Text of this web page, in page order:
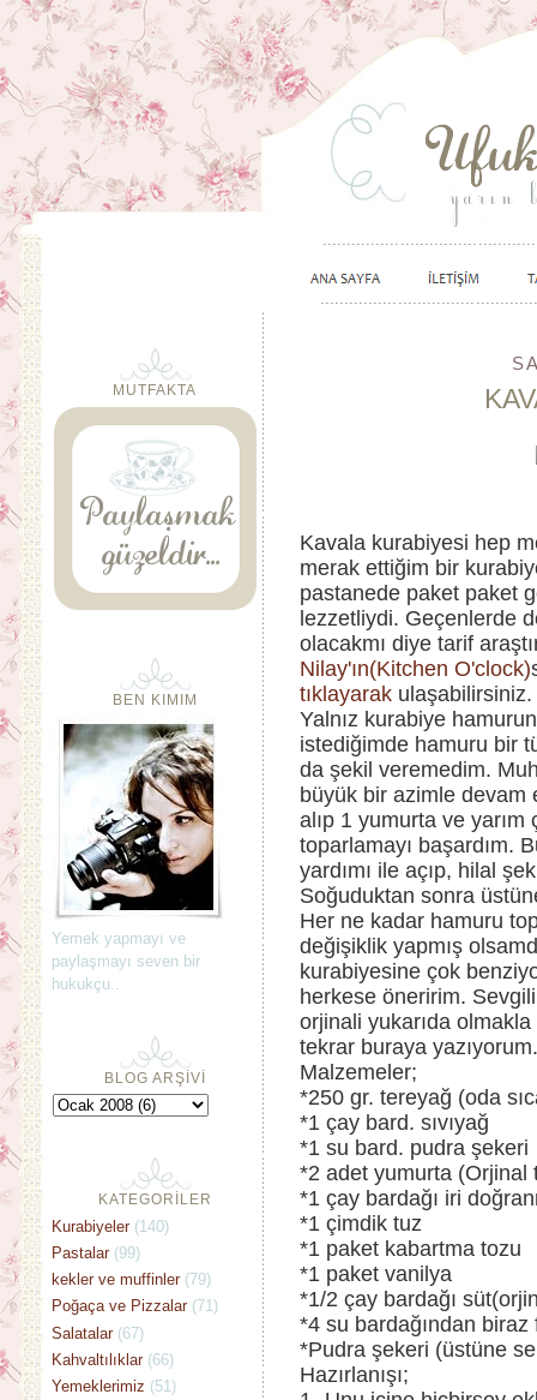
Kavala kurabiyesi hep
merak ettiğim bir
pastanede paket paket
lezzetliydi. Geçenlerde
olacakmı diye tarif
Nilay'ın(Kitchen O'clock)
tıklayarak ulaşabilirsiniz.
Yalnız kurabiye
istediğimde hamuru bir
da şekil veremedim.
büyük bir azimle devam
alıp 1 yumurta ve
toparlamayı başardım.
yardımı ile açıp, hilal
Soğuduktan sonra
Her ne kadar hamuru
değişiklik yapmış
kurabiyesine çok
herkese öneririm.
orjinali yukarıda
tekrar buraya yazıyorum.
Malzemeler;
*250 gr. tereyağ (oda
*1 çay bard. sıvıyağ
*1 su bard. pudra şekeri
*2 adet yumurta (Orjinal
*1 çay bardağı iri
*1 çimdik tuz
*1 paket kabartma tozu
*1 paket vanilya
*1/2 çay bardağı
*4 su bardağından biraz
*Pudra şekeri (üstüne
Hazırlanışı;
MUTFAKTA
BEN KIMIM
Yemek yapmayı ve
paylaşmayı seven bir
hukukçu..
BLOG ARŞİVİ
KATEGORİLER
Kurabiyeler (140)
Pastalar (99)
kekler ve muffinler (79)
Poğaça ve Pizzalar (71)
Salatalar (67)
Kahvaltılıklar (66)
Yemeklerimiz (51)